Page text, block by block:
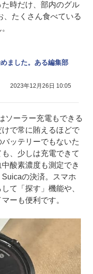
時だけ、部内のグル
、たくさん食べている
ました。ある編集部
2023年12月26日 10:05
ソーラー充電もできる
で常に賄えるほどで
ッテリーでもないた
、少しは充電できて
酸素濃度も測定でき
の決済。スマホ
て「探す」機能や、
ーも便利です。